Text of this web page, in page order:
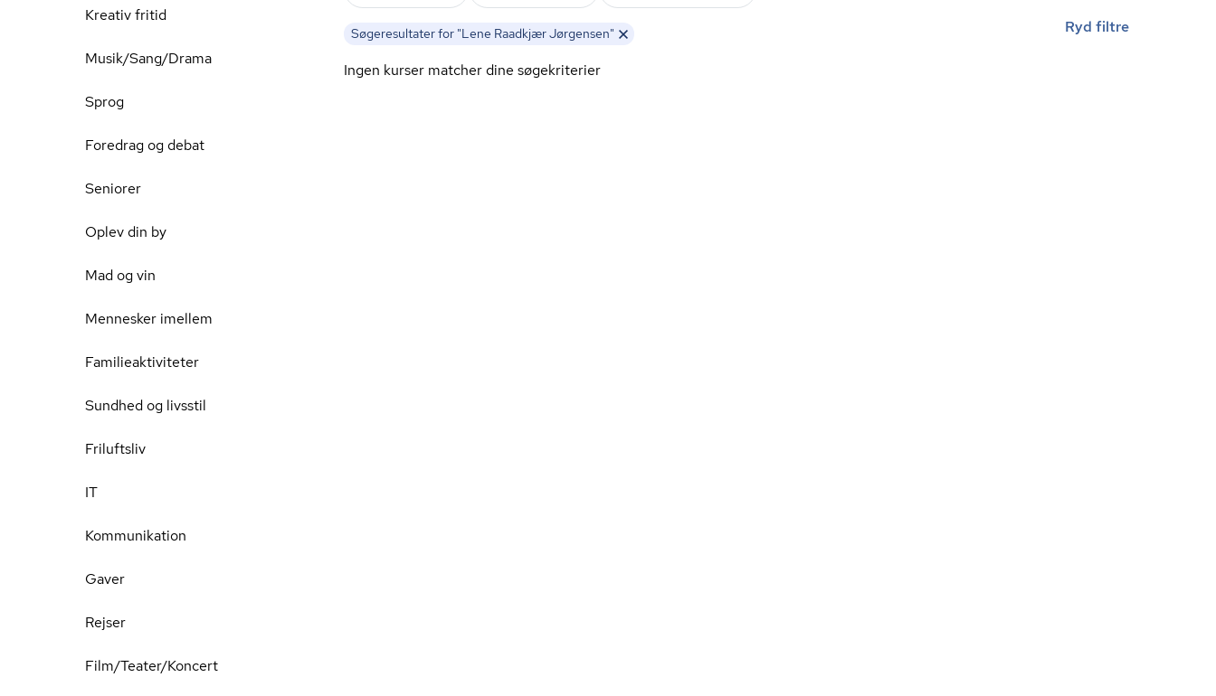
Kreativ fritid
Musik/Sang/Drama
Sprog
Foredrag og debat
Seniorer
Oplev din by
Mad og vin
Mennesker imellem
Familieaktiviteter
Sundhed og livsstil
Friluftsliv
IT
Kommunikation
Gaver
Rejser
Film/Teater/Koncert
Søgeresultater for "Lene Raadkjær Jørgensen" Ryd filtre
Ingen kurser matcher dine søgekriterier